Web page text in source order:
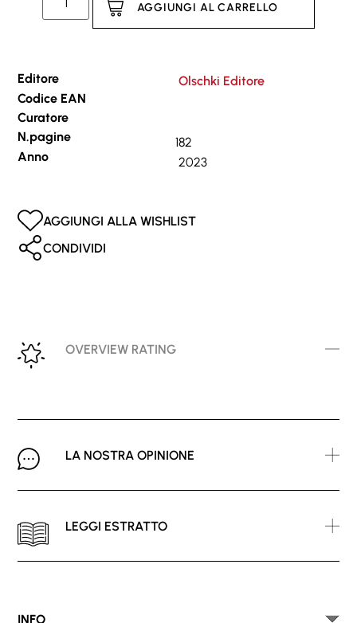
AGGIUNGI AL CARRELLO
Editore
Olschki Editore
Codice EAN
Curatore
N.pagine
182
Anno
2023
AGGIUNGI ALLA WISHLIST
CONDIVIDI
OVERVIEW RATING
LA NOSTRA OPINIONE
LEGGI ESTRATTO
INFO